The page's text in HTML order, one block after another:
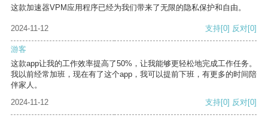
这款加速器VPM应用程序已经为我们带来了无限的隐私保护和自由。
2024-11-12 支持[0] 反对[0]
游客
这款app让我的工作效率提高了50%，让我能够更轻松地完成工作任务。
我以前经常加班，现在有了这个app，我可以提前下班，有更多的时间陪
伴家人。
2024-11-12
支持[0] 反对[0]